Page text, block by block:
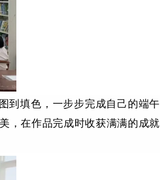
到填色，一步步完成自己的端午
，在作品完成时收获满满的成就